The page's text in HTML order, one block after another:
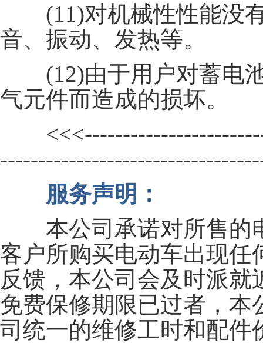
(11)对机械性性能没有
音、振动、发热等。
(12)由于用户对蓄电池
气元件而造成的损坏。
服务声明：
本公司承诺对所售的
客户所购买电动车出现任
反馈，本公司会及时派
免费保修期限已过者，本
司统一的维修工时和配件